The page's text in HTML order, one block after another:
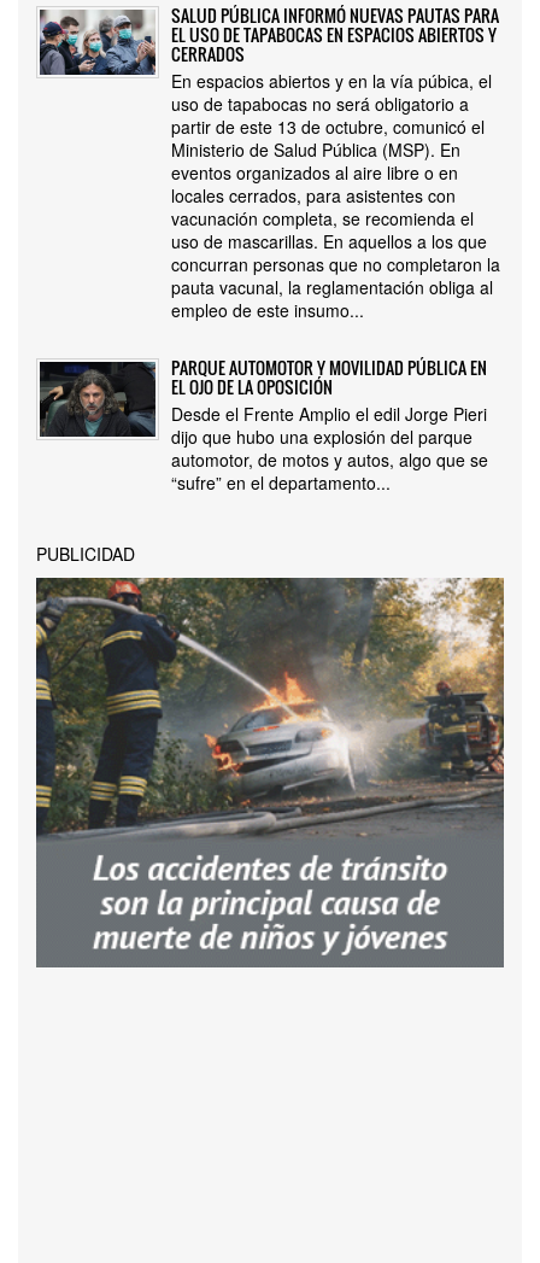
SALUD PÚBLICA INFORMÓ NUEVAS PAUTAS PARA
EL USO DE TAPABOCAS EN ESPACIOS ABIERTOS Y
CERRADOS
En espacios abiertos y en la vía púbica, el
uso de tapabocas no será obligatorio a
partir de este 13 de octubre, comunicó el
Ministerio de Salud Pública (MSP). En
eventos organizados al aire libre o en
locales cerrados, para asistentes con
vacunación completa, se recomienda el
uso de mascarillas. En aquellos a los que
concurran personas que no completaron la
pauta vacunal, la reglamentación obliga al
empleo de este insumo...
PARQUE AUTOMOTOR Y MOVILIDAD PÚBLICA EN
EL OJO DE LA OPOSICIÓN
Desde el Frente Amplio el edil Jorge Pieri
dijo que hubo una explosión del parque
automotor, de motos y autos, algo que se
“sufre” en el departamento...
PUBLICIDAD